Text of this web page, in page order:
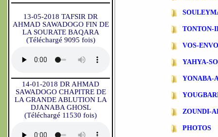
13-05-2018 TAFSIR DR
AHMAD SAWADOGO FIN DE
LA SOURATE BAQARA
(Téléchargé 9095 fois)
14-01-2018 DR AHMAD
SAWADOGO CHAPITRE DE
LA GRANDE ABLUTION LA
DJANABA GHOSL
(Téléchargé 11530 fois)
TONTON-
VOS-
YAHYA-
YONABA-
ZOUNDI-
PHOTOS